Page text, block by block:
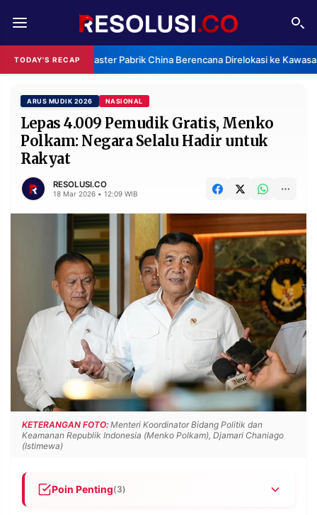
TODAY'S RECAP Klaster Pabrik China Berencana Direlokasi ke
REDAKSI TENTANG
RESOLUSI IKLAN
RUBRIKASI
EDITORIAL
FINANSIA PERSONA
DAERAH NASIONAL
SPORT
INFORMASI
PRIVACY
POLICY
BERITA
WARGA
INFORMASI
IKLAN
KIRIM
TULISAN
PENGADUAN TERM
SERVICE
IKUTI
KAMI
ARUS MUDIK 2026 NASIONAL
Lepas 4.009 Pemudik Gratis, Menko
Polkam: Negara Selalu Hadir untuk
Rakyat
RESOLUSI.CO
18 Mar 2026 • 12:09 WIB
KETERANGAN FOTO: Menteri Koordinator Bidang Politik dan
Keamanan Republik Indonesia (Menko Polkam), Djamari Chaniago
(Istimewa)
Poin Penting(3)